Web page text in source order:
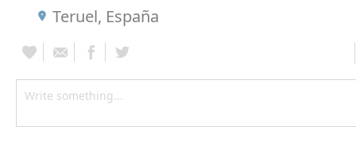
Teruel, España